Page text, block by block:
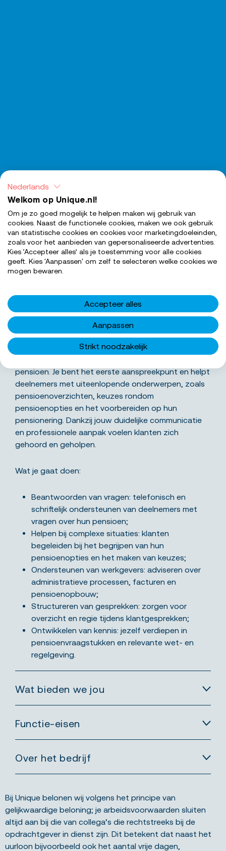
SOLLICITEER NU
Wat ga je precies doen
Als medewerker klantenservice draag je bij aan het
pensioen. Je bent het eerste aanspreekpunt en helpt
deelnemers met uiteenlopende onderwerpen, zoals
pensioenoverzichten, keuzes rondom
pensioenopties en het voorbereiden op hun
pensionering. Dankzij jouw duidelijke communicatie
en professionele aanpak voelen klanten zich
gehoord en geholpen.
Wat je gaat doen:
Beantwoorden van vragen: telefonisch en
schriftelijk ondersteunen van deelnemers met
vragen over hun pensioen;
Helpen bij complexe situaties: klanten
begeleiden bij het begrijpen van hun
pensioenopties en het maken van keuzes;
Ondersteunen van werkgevers: adviseren over
administratieve processen, facturen en
pensioenopbouw;
Structureren van gesprekken: zorgen voor
overzicht en regie tijdens klantgesprekken;
Ontwikkelen van kennis: jezelf verdiepen in
pensioenvraagstukken en relevante wet- en
regelgeving.
Wat bieden we jou
Functie-eisen
Over het bedrijf
Bij Unique belonen wij volgens het principe van
gelijkwaardige beloning; je arbeidsvoorwaarden sluiten
altijd aan bij die van collega’s die rechtstreeks bij de
opdrachtgever in dienst zijn. Dit betekent dat naast het
uurloon bijvoorbeeld ook het aantal vrije dagen,
Nederlands
Welkom op Unique.nl!
Om je zo goed mogelijk te helpen maken wij gebruik van
cookies. Naast de functionele cookies, maken we ook gebruik
van statistische cookies en cookies voor marketingdoeleinden,
zoals voor het aanbieden van gepersonaliseerde advertenties.
Kies ‘Accepteer alles’ als je toestemming voor alle cookies
geeft. Kies 'Aanpassen' om zelf te selecteren welke cookies we
mogen bewaren.
Accepteer alles
Aanpassen
Strikt noodzakelijk